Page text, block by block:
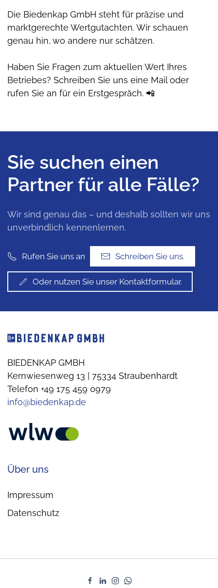
Die Biedenkap GmbH steht für präzise und
marktgerechte Wertgutachten. Wir schauen
genau hin, wo andere nur schätzen.
Haben Sie Fragen zum aktuellen Wert Ihres
Betriebes? Schreiben Sie uns eine Mail oder
rufen Sie an für ein Erstgespräch. 📲
Sie suchen einen
Partner für alle Fälle?
Wir sind genau das – und deshalb sollten wir uns
unverbindlich kennenlernen.
Rufen Sie uns an Schreiben Sie uns.
Oder nutzen Sie unser Kontaktformular.
BIEDENKAP GMBH
Kernwiesenweg 13 | 75334 Straubenhardt
Telefon +49 175 459 0979
info@biedenkap.de
Über uns
Impressum
Datenschutz